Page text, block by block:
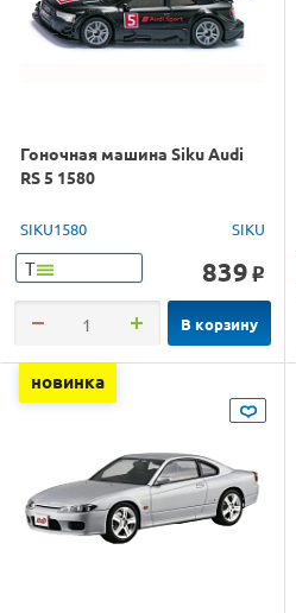
Гоночная машина Siku Audi
RS 5 1580
SIKU1580 SIKU
Т 839 o
В корзину
новинка